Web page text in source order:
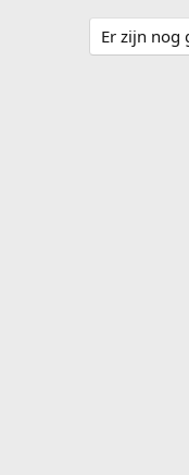
Er zijn nog